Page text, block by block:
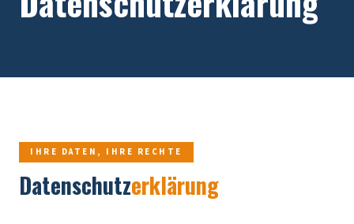
IHRE DATEN, IHRE RECHTE
Datenschutzerklärung